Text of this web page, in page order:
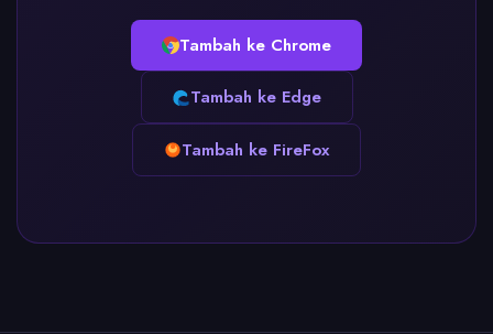
Tambah ke Chrome
Tambah ke Edge
Tambah ke FireFox